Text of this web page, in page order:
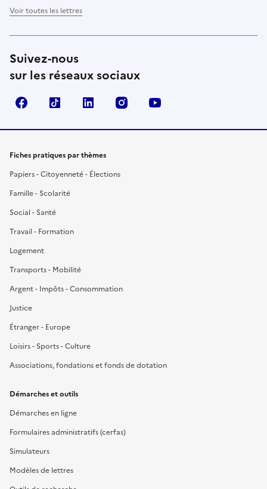
Voir toutes les lettres
Suivez-nous
sur les réseaux sociaux
FacebookTikTok LinkedIn Instagram
Fiches pratiques par thèmes
Papiers - Citoyenneté - Élections
Famille - Scolarité
Social - Santé
Travail - Formation
Logement
Transports - Mobilité
Argent - Impôts - Consommation
Justice
Étranger - Europe
Loisirs - Sports - Culture
Associations, fondations et fonds de dotation
Démarches et outils
Démarches en ligne
Formulaires administratifs (cerfas)
Simulateurs
Modèles de lettres